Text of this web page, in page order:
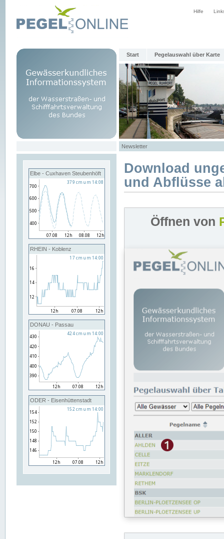
Hilfe
Start Pegelauswahl über Karte
Newsletter
Elbe - Cuxhaven Steubenhöft
RHEIN - Koblenz
DONAU - Passau
ODER - Eisenhüttenstadt
Download
und Abflüsse
Öffnen von